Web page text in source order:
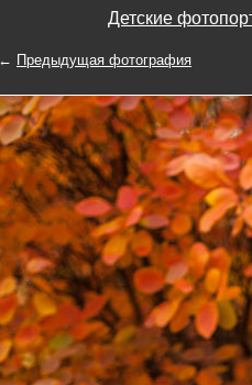
Детские
← Предыдущая фотография